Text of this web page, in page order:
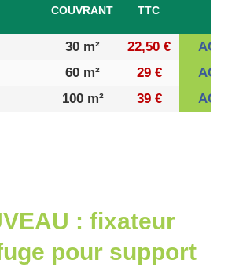
COUVRANT TTC
30 m² 22,50 €
60 m² 29 €
100 m² 39 €
: fixateur
pour support